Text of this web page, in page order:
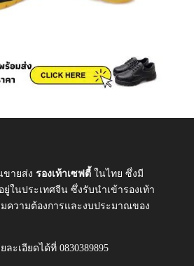
ขายส่ง รองเท้าเซฟตี้ ในไทย ซึ่งมี
ในประเทศจีน ซึ่งรับนำเข้ารองเท้า
ความต้องการและงบประมาณของ
ะเอียดได้ที่ 0830389895